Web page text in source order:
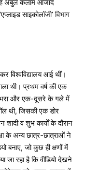
अबुल कलाम आजाद
साइकोलॉजी’ विभाग
विश्वविद्यालय आई थीं।
थी। प्रथम वर्ष की एक
भरा और एक-दूसरे के गले में
थी, जिसकी एक डोर
व शुभ कार्यों के दौरान
के अन्य छात्र-छात्राओं ने
बनाए, जो कुछ ही क्षणों में
जा रहा है कि वीडियो देखने